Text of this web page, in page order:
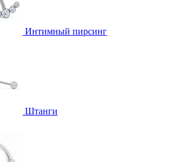
Интимный пирсинг
Штанги